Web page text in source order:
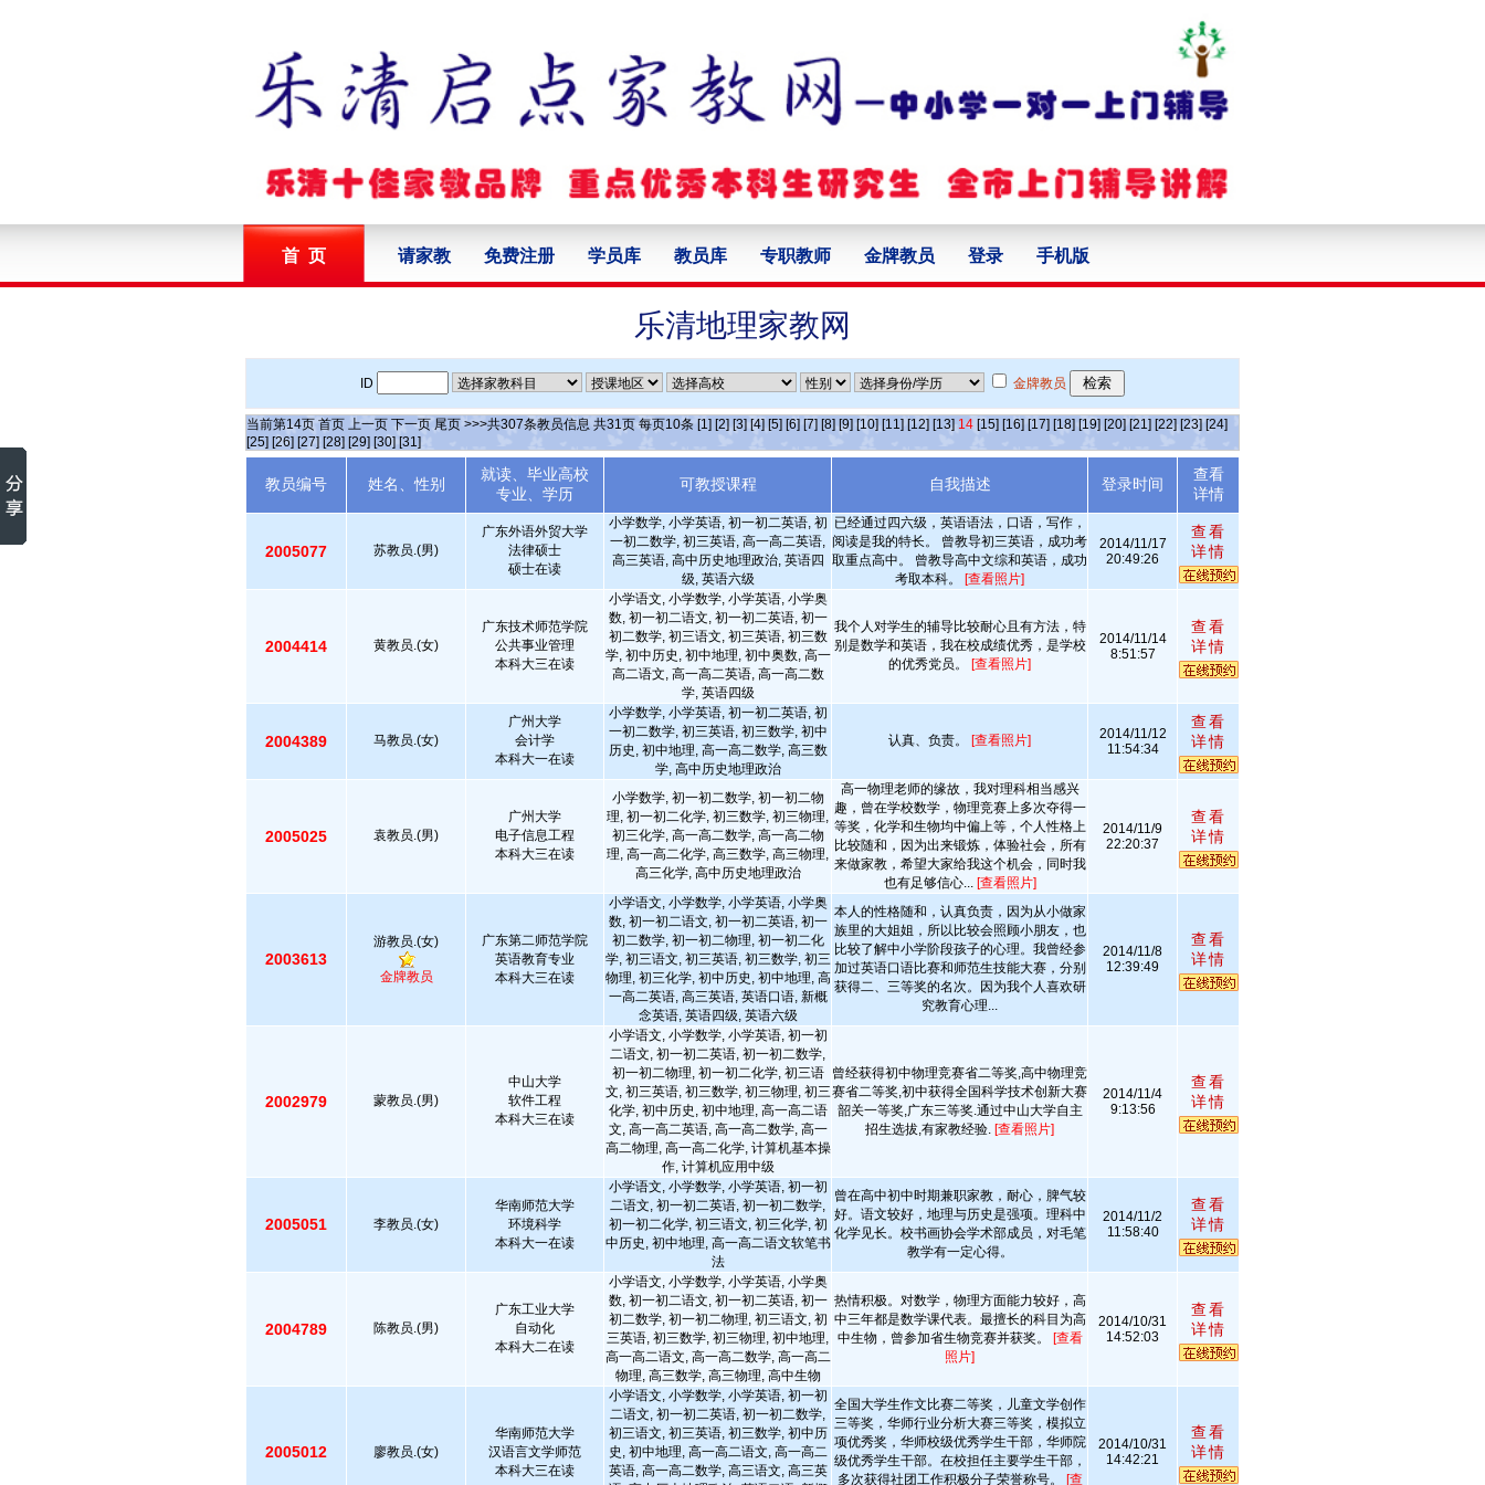
首 页 请家教 免费注册 学员库 教员库 专职教师 金牌教员 登录 手机版
乐清地理家教网
ID 金牌教员
当前第14页 首页 上一页 下一页 尾页 >>>共307条教员信息 共31页 每页10条 [1] [2] [3] [4] [5] [6] [7] [8] [9] [10] [11] [12] [13] 14 [15] [16] [17] [18] [19] [20] [21] [22] [23] [24]
[25] [26] [27] [28] [29] [30] [31]
教员编号 姓名、性别
就读、毕业高校
专业、学历
可教授课程 自我描述 登录时间
查看
详情
2005077 苏教员.(男)
广东外语外贸大学
法律硕士
硕士在读
小学数学, 小学英语, 初一初二英语, 初
一初二数学, 初三英语, 高一高二英语,
高三英语, 高中历史地理政治, 英语四
级, 英语六级
已经通过四六级，英语语法，口语，写作，
阅读是我的特长。 曾教导初三英语，成功考
取重点高中。 曾教导高中文综和英语，成功
考取本科。 [查看照片]
2014/11/17
20:49:26
查看
详情
2004414 黄教员.(女)
广东技术师范学院
公共事业管理
本科大三在读
小学语文, 小学数学, 小学英语, 小学奥
数, 初一初二语文, 初一初二英语, 初一
初二数学, 初三语文, 初三英语, 初三数
学, 初中历史, 初中地理, 初中奥数, 高一
高二语文, 高一高二英语, 高一高二数
学, 英语四级
我个人对学生的辅导比较耐心且有方法，特
别是数学和英语，我在校成绩优秀，是学校
的优秀党员。 [查看照片]
2014/11/14
8:51:57
查看
详情
2004389 马教员.(女)
广州大学
会计学
本科大一在读
小学数学, 小学英语, 初一初二英语, 初
一初二数学, 初三英语, 初三数学, 初中
历史, 初中地理, 高一高二数学, 高三数
学, 高中历史地理政治
认真、负责。 [查看照片]
2014/11/12
11:54:34
查看
详情
2005025 袁教员.(男)
广州大学
电子信息工程
本科大三在读
小学数学, 初一初二数学, 初一初二物
理, 初一初二化学, 初三数学, 初三物理,
初三化学, 高一高二数学, 高一高二物
理, 高一高二化学, 高三数学, 高三物理,
高三化学, 高中历史地理政治
高一物理老师的缘故，我对理科相当感兴
趣，曾在学校数学，物理竞赛上多次夺得一
等奖，化学和生物均中偏上等，个人性格上
比较随和，因为出来锻炼，体验社会，所有
来做家教，希望大家给我这个机会，同时我
也有足够信心... [查看照片]
2014/11/9
22:20:37
查看
详情
2003613
游教员.(女)
金牌教员
广东第二师范学院
英语教育专业
本科大三在读
小学语文, 小学数学, 小学英语, 小学奥
数, 初一初二语文, 初一初二英语, 初一
初二数学, 初一初二物理, 初一初二化
学, 初三语文, 初三英语, 初三数学, 初三
物理, 初三化学, 初中历史, 初中地理, 高
一高二英语, 高三英语, 英语口语, 新概
念英语, 英语四级, 英语六级
本人的性格随和，认真负责，因为从小做家
族里的大姐姐，所以比较会照顾小朋友，也
比较了解中小学阶段孩子的心理。我曾经参
加过英语口语比赛和师范生技能大赛，分别
获得二、三等奖的名次。因为我个人喜欢研
究教育心理...
2014/11/8
12:39:49
查看
详情
2002979 蒙教员.(男)
中山大学
软件工程
本科大三在读
小学语文, 小学数学, 小学英语, 初一初
二语文, 初一初二英语, 初一初二数学,
初一初二物理, 初一初二化学, 初三语
文, 初三英语, 初三数学, 初三物理, 初三
化学, 初中历史, 初中地理, 高一高二语
文, 高一高二英语, 高一高二数学, 高一
高二物理, 高一高二化学, 计算机基本操
作, 计算机应用中级
曾经获得初中物理竞赛省二等奖,高中物理竞
赛省二等奖,初中获得全国科学技术创新大赛
韶关一等奖,广东三等奖.通过中山大学自主
招生选拔,有家教经验. [查看照片]
2014/11/4
9:13:56
查看
详情
2005051 李教员.(女)
华南师范大学
环境科学
本科大一在读
小学语文, 小学数学, 小学英语, 初一初
二语文, 初一初二英语, 初一初二数学,
初一初二化学, 初三语文, 初三化学, 初
中历史, 初中地理, 高一高二语文软笔书
法
曾在高中初中时期兼职家教，耐心，脾气较
好。语文较好，地理与历史是强项。理科中
化学见长。校书画协会学术部成员，对毛笔
教学有一定心得。
2014/11/2
11:58:40
查看
详情
2004789 陈教员.(男)
广东工业大学
自动化
本科大二在读
小学语文, 小学数学, 小学英语, 小学奥
数, 初一初二语文, 初一初二英语, 初一
初二数学, 初一初二物理, 初三语文, 初
三英语, 初三数学, 初三物理, 初中地理,
高一高二语文, 高一高二数学, 高一高二
物理, 高三数学, 高三物理, 高中生物
热情积极。对数学，物理方面能力较好，高
中三年都是数学课代表。最擅长的科目为高
中生物，曾参加省生物竞赛并获奖。
[查看
照片]
2014/10/31
14:52:03
查看
详情
2005012 廖教员.(女)
华南师范大学
汉语言文学师范
本科大三在读
小学语文, 小学数学, 小学英语, 初一初
二语文, 初一初二英语, 初一初二数学,
初三语文, 初三英语, 初三数学, 初中历
史, 初中地理, 高一高二语文, 高一高二
英语, 高一高二数学, 高三语文, 高三英
全国大学生作文比赛二等奖，儿童文学创作
三等奖，华师行业分析大赛三等奖，模拟立
项优秀奖，华师校级优秀学生干部，华师院
级优秀学生干部。在校担任主要学生干部，
多次获得社团工作积极分子荣誉称号。
[查
2014/10/31
14:42:21
查看
详情